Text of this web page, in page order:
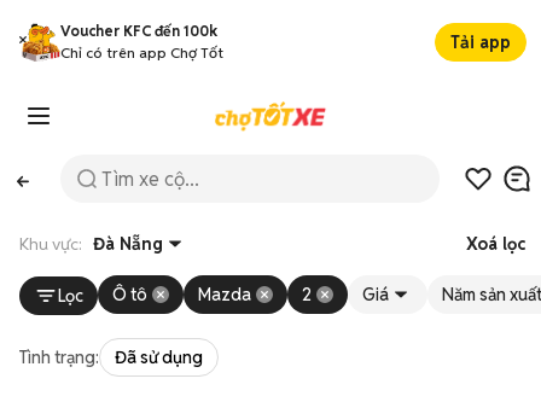
Voucher KFC đến 100k
Chỉ có trên app Chợ Tốt
Tải app
Khu vực: Đà Nẵng Xoá lọc
Lọc Ô tô Mazda 2 Giá Năm sản xuất
Tình trạng: Đã sử dụng